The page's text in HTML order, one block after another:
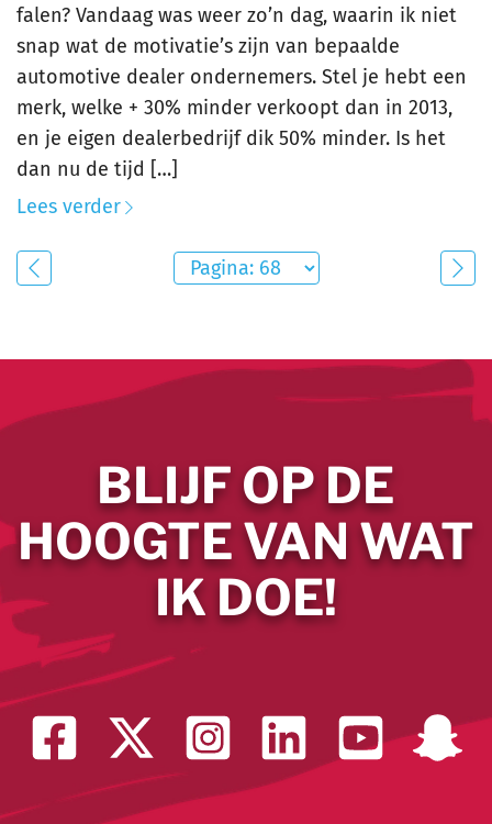
falen? Vandaag was weer zo’n dag, waarin ik niet
snap wat de motivatie’s zijn van bepaalde
automotive dealer ondernemers. Stel je hebt een
merk, welke + 30% minder verkoopt dan in 2013,
en je eigen dealerbedrijf dik 50% minder. Is het
dan nu de tijd […]
Lees verder
BLIJF OP DE
HOOGTE VAN WAT
IK DOE!